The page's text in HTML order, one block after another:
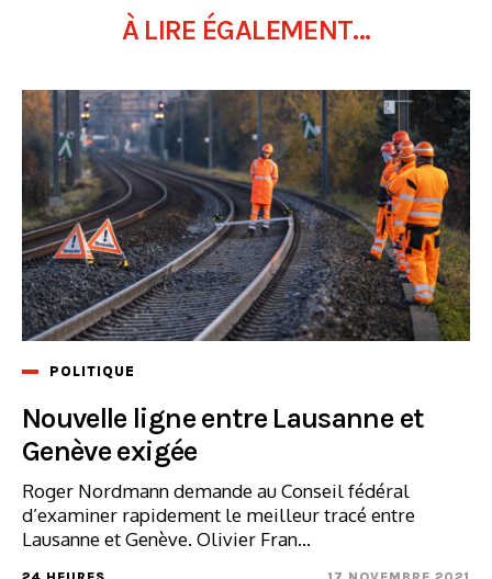
Rétablissement du trafic Intercity
Les trains IC5 circulent normalement. En trafic
Quelques trains restent supprimés entre
Les travaux se poursuivent afin d’augmenter
À LIRE ÉGALEMENT...
POLITIQUE
Nouvelle ligne entre Lausanne et
Genève exigée
Roger Nordmann demande au Conseil fédéral
d’examiner rapidement le meilleur tracé entre
Lausanne et Genève. Olivier Fran...